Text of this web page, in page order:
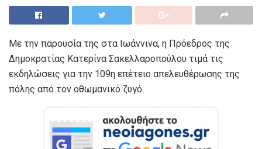
Με την παρουσία της στα Ιωάννινα, η Πρόεδρος της
Δημοκρατίας Κατερίνα Σακελλαροπούλου τιμά τις
εκδηλώσεις για την 109η επέτειο απελευθέρωσης της
πόλης από τον οθωμανικό ζυγό.